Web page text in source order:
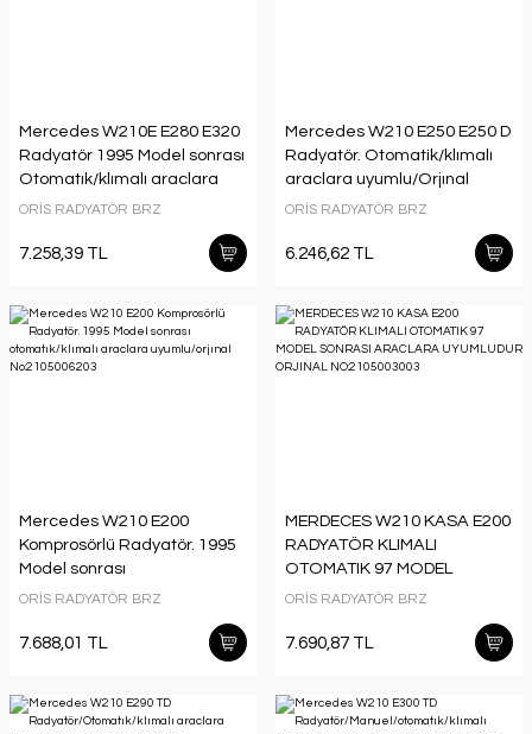
Mercedes W210E E280 E320
Radyatör 1995 Model sonrası
Otomatık/klımalı araclara
uyumlu/Orjınal
ORİS RADYATÖR BRZ
7.258,39 TL
Mercedes W210 E250 E250 D
Radyatör. Otomatik/klımalı
araclara uyumlu/Orjınal
No:2115000102
ORİS RADYATÖR BRZ
6.246,62 TL
Mercedes W210 E200
Komprosörlü Radyatör. 1995
Model sonrası
otomatık/klımalı araclara
No:2105006203
ORİS RADYATÖR BRZ
7.688,01 TL
MERDECES W210 KASA E200
RADYATÖR KLIMALI
OTOMATIK 97 MODEL
SONRASI ARACLARA
NO:2105003003
ORİS RADYATÖR BRZ
7.690,87 TL